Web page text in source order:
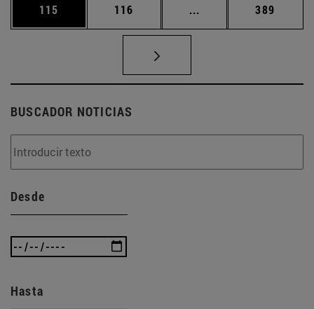
Página
115 Página
116 ... Páginas intermedias
Página
389
BUSCADOR NOTICIAS
Desde
Hasta